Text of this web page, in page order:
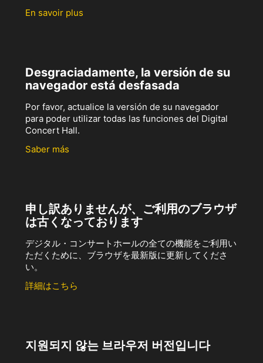
En savoir plus
Desgraciadamente, la versión de su
navegador está desfasada
Por favor, actualice la versión de su navegador
para poder utilizar todas las funciones del Digital
Concert Hall.
Saber más
申し訳ありませんが、ご利用のブラウザ
は古くなっております
デジタル・コンサートホールの全ての機能をご利用い
ただくために、ブラウザを最新版に更新してくださ
い。
詳細はこちら
지원되지 않는 브라우저 버전입니다